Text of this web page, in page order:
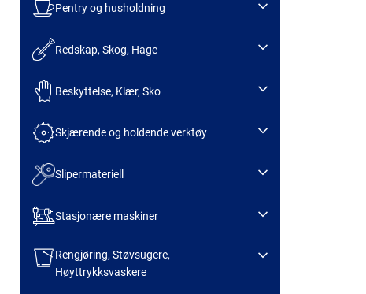
Pentry og husholdning
Redskap, Skog, Hage
Beskyttelse, Klær, Sko
Skjærende og holdende verktøy
Slipermateriell
Stasjonære maskiner
Rengjøring, Støvsugere,
Høyttrykksvaskere